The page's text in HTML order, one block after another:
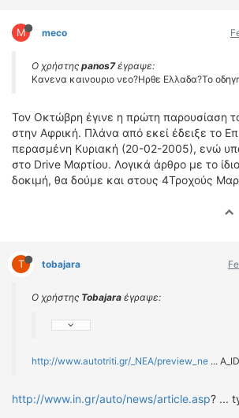
M meco
Ο χρήστης panos7έγραψε:
Κανενα καινουριο νεο?Ηρθε Ελλαδα?Το
Τον Οκτώβρη έγινε η πρώτη παρουσίαση
στην Αφρική. Πλάνα από εκεί έδειξε το
περασμένη Κυριακή (20-02-2005), ενώ
στο Drive Μαρτίου. Λογικά άρθρο με το
δοκιμή, θα δούμε και στους 4Τροχούς
T tobajara
Ο χρήστης Tobajara έγραψε:
http://www.autotriti.gr/_NEA/preview_ne ...
http://www.in.gr/auto/news/article.asp? ...